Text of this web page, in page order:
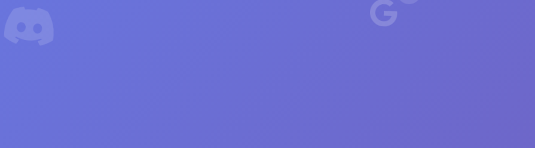
понять свою аудиторию, конкурентов и